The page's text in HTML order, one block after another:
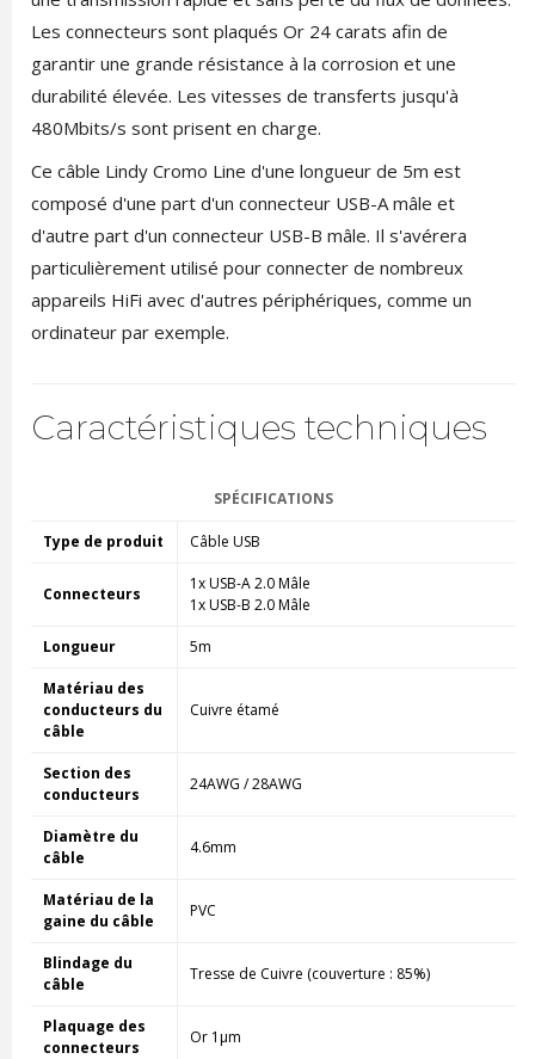
Les connecteurs sont plaqués Or 24 carats afin de
garantir une grande résistance à la corrosion et une
durabilité élevée. Les vitesses de transferts jusqu'à
480Mbits/s sont prisent en charge.
Ce câble Lindy Cromo Line d'une longueur de 5m est
composé d'une part d'un connecteur USB-A mâle et
d'autre part d'un connecteur USB-B mâle. Il s'avérera
particulièrement utilisé pour connecter de nombreux
appareils HiFi avec d'autres périphériques, comme un
ordinateur par exemple.
Caractéristiques techniques
SPÉCIFICATIONS
Type de produit Câble USB
Connecteurs
1x USB-A 2.0 Mâle
1x USB-B 2.0 Mâle
Longueur 5m
Matériau des
conducteurs du
câble
Cuivre étamé
Section des
conducteurs
24AWG / 28AWG
Diamètre du
câble
4.6mm
Matériau de la
gaine du câble
PVC
Blindage du
câble
Tresse de Cuivre (couverture : 85%)
Plaquage des
connecteurs
Or 1µm